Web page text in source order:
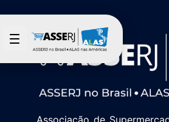
Pular para o Conteúdo principal